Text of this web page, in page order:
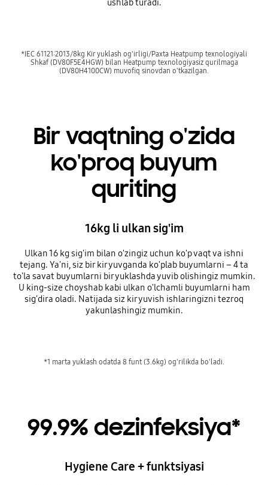
ushlab turadi.
*IEC 61121:2013/8kg Kir yuklash og'irligi/Paxta Heatpump texnologiyali
Shkaf (DV80F5E4HGW) bilan Heatpump texnologiyasiz qurilmaga
(DV80H4100CW) muvofiq sinovdan o'tkazilgan.
Bir vaqtning o'zida
ko'proq buyum
quriting
16kg li ulkan sig'im
Ulkan 16 kg sig'im bilan o'zingiz uchun ko'p vaqt va ishni
tejang. Ya'ni, siz bir kir yuvganda ko'plab buyumlarni – 4 ta
to'la savat buyumlarni bir yuklashda yuvib olishingiz mumkin.
U king-size choyshab kabi ulkan o'lchamli buyumlarni ham
sig'dira oladi. Natijada siz kir yuvish ishlaringizni tezroq
yakunlashingiz mumkin.
*1 marta yuklash odatda 8 funt (3.6kg) og'rilikda bo'ladi.
99.9% dezinfeksiya*
Hygiene Care + funktsiyasi